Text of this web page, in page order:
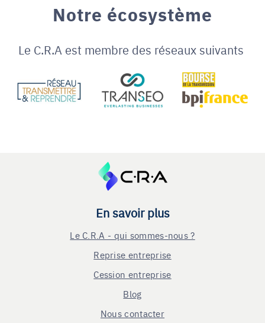
Notre écosystème
Le C.R.A est membre des réseaux suivants
En savoir plus
Le C.R.A - qui sommes-nous ?
Reprise entreprise
Cession entreprise
Blog
Nous contacter